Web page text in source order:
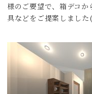
様のご要望で、箱デコ
具などをご提案しまし